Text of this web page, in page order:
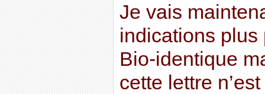
Je vais
indications plus
Bio-identique
cette lettre